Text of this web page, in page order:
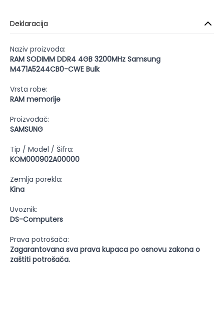
Deklaracija
Naziv proizvoda:
RAM SODIMM DDR4 4GB 3200MHz Samsung
M471A5244CB0-CWE Bulk
Vrsta robe:
RAM memorije
Proizvođač:
SAMSUNG
Tip / Model / Šifra:
KOM000902A00000
Zemlja porekla:
Kina
Uvoznik:
DS-Computers
Prava potrošača:
Zagarantovana sva prava kupaca po osnovu zakona o
zaštiti potrošača.